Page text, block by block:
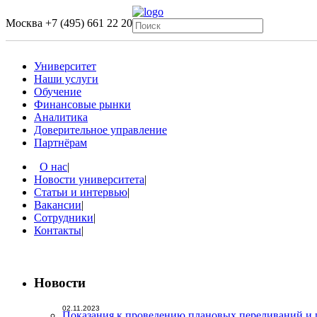
Москва +7 (495) 661 22 20
Университет
Наши услуги
Обучение
Финансовые рынки
Аналитика
Доверительное управление
Партнёрам
О нас|
Новости университета|
Статьи и интервью|
Вакансии|
Сотрудники|
Контакты|
Новости
02.11.2023